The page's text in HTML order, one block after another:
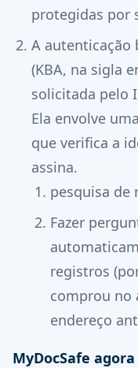
protegidas por
A autenticação
(KBA, na sigla
solicitada pelo
Ela envolve
que verifica a
assina.
pesquisa de
Fazer
registros
comprou no
endereço
MyDocSafe